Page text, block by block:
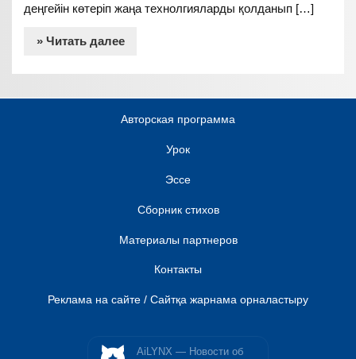
деңгейін көтеріп жаңа технолгияларды қолданып […]
» Читать далее
Авторская программа
Урок
Эссе
Сборник стихов
Материалы партнеров
Контакты
Реклама на сайте / Сайтқа жарнама орналастыру
AiLYNX — Новости об